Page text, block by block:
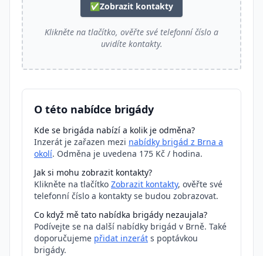
✅Zobrazit kontakty
Klikněte na tlačítko, ověřte své telefonní číslo a
uvidíte kontakty.
O této nabídce brigády
Kde se brigáda nabízí a kolik je odměna?
Inzerát je zařazen mezi nabídky brigád z Brna a
okolí. Odměna je uvedena 175 Kč / hodina.
Jak si mohu zobrazit kontakty?
Klikněte na tlačítko Zobrazit kontakty, ověřte své
telefonní číslo a kontakty se budou zobrazovat.
Co když mě tato nabídka brigády nezaujala?
Podívejte se na další nabídky brigád v Brně. Také
doporučujeme přidat inzerát s poptávkou
brigády.